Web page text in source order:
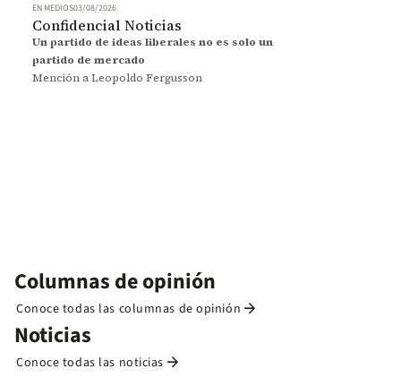
EN MEDIOS03/08/2026
Confidencial Noticias
Un partido de ideas liberales no es solo un
partido de mercado
Mención a Leopoldo Fergusson
Columnas de opinión
Conoce todas las columnas de opinión arrow_forward
Noticias
Conoce todas las noticias arrow_forward